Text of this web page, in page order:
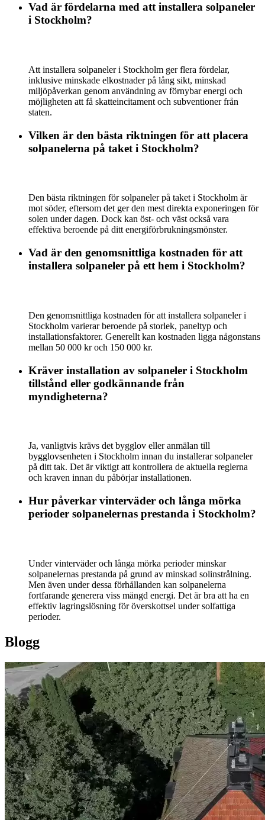
Vad är fördelarna med att installera solpaneler
i Stockholm?
Att installera solpaneler i Stockholm ger flera fördelar,
inklusive minskade elkostnader på lång sikt, minskad
miljöpåverkan genom användning av förnybar energi och
möjligheten att få skatteincitament och subventioner från
staten.
Vilken är den bästa riktningen för att placera
solpanelerna på taket i Stockholm?
Den bästa riktningen för solpaneler på taket i Stockholm är
mot söder, eftersom det ger den mest direkta exponeringen för
solen under dagen. Dock kan öst- och väst också vara
effektiva beroende på ditt energiförbrukningsmönster.
Vad är den genomsnittliga kostnaden för att
installera solpaneler på ett hem i Stockholm?
Den genomsnittliga kostnaden för att installera solpaneler i
Stockholm varierar beroende på storlek, paneltyp och
installationsfaktorer. Generellt kan kostnaden ligga någonstans
mellan 50 000 kr och 150 000 kr.
Kräver installation av solpaneler i Stockholm
tillstånd eller godkännande från
myndigheterna?
Ja, vanligtvis krävs det bygglov eller anmälan till
bygglovsenheten i Stockholm innan du installerar solpaneler
på ditt tak. Det är viktigt att kontrollera de aktuella reglerna
och kraven innan du påbörjar installationen.
Hur påverkar vinterväder och långa mörka
perioder solpanelernas prestanda i Stockholm?
Under vinterväder och långa mörka perioder minskar
solpanelernas prestanda på grund av minskad solinstrålning.
Men även under dessa förhållanden kan solpanelerna
fortfarande generera viss mängd energi. Det är bra att ha en
effektiv lagringslösning för överskottsel under solfattiga
perioder.
Blogg